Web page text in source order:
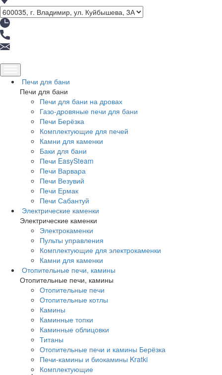
Печи для бани
Печи для бани
Печи для бани на дровах
Газо-дровяные печи для бани
Печи Берёзка
Комплектующие для печей
Камни для каменки
Баки для бани
Печи EasySteam
Печи Варвара
Печи Везувий
Печи Ермак
Печи Сабантуй
Электрические каменки
Электрические каменки
Электрокаменки
Пульты управления
Комплектующие для электрокаменки
Камни для каменки
Отопительные печи, камины
Отопительные печи, камины
Отопительные печи
Отопительные котлы
Камины
Каминные топки
Каминные облицовки
Титаны
Отопительные печи и камины Берёзка
Печи-камины и биокамины Kratki
Комплектующие